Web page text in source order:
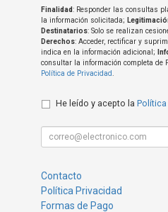
Finalidad: Responder las consultas
la información solicitada;
Destinatarios: Solo se realizan
Derechos: Acceder, rectificar y
indica en la información adicional;
consultar la información completa de
Política de Privacidad.
He leído y acepto la Política
Contacto
Política Privacidad
Formas de Pago